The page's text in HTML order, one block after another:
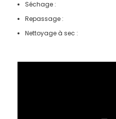
Séchage :
Repassage :
Nettoyage à sec :